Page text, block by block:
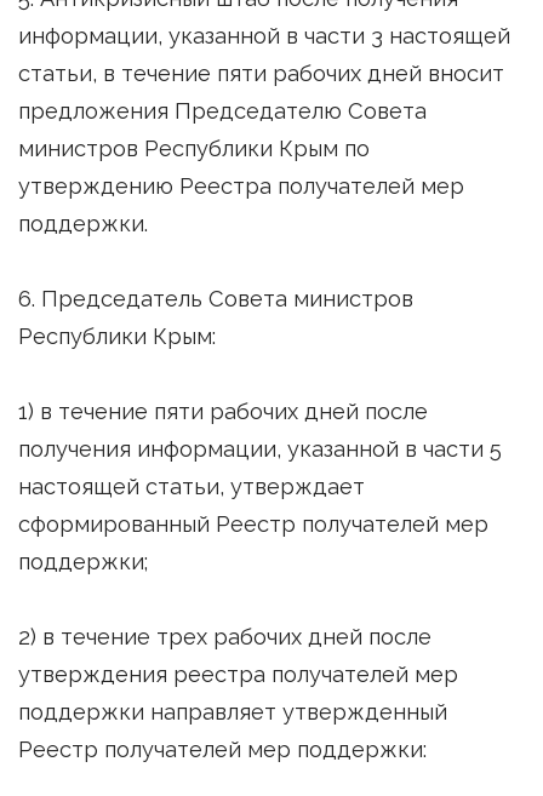
информации, указанной в части 3 настоящей
статьи, в течение пяти рабочих дней вносит
предложения Председателю Совета
министров Республики Крым по
утверждению Реестра получателей мер
поддержки.
6. Председатель Совета министров
Республики Крым:
1) в течение пяти рабочих дней после
получения информации, указанной в части 5
настоящей статьи, утверждает
сформированный Реестр получателей мер
поддержки;
2) в течение трех рабочих дней после
утверждения реестра получателей мер
поддержки направляет утвержденный
Реестр получателей мер поддержки: